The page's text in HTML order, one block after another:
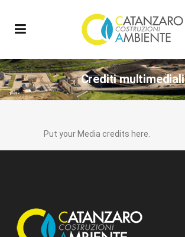
Crediti multimediali
Put your Media credits here.